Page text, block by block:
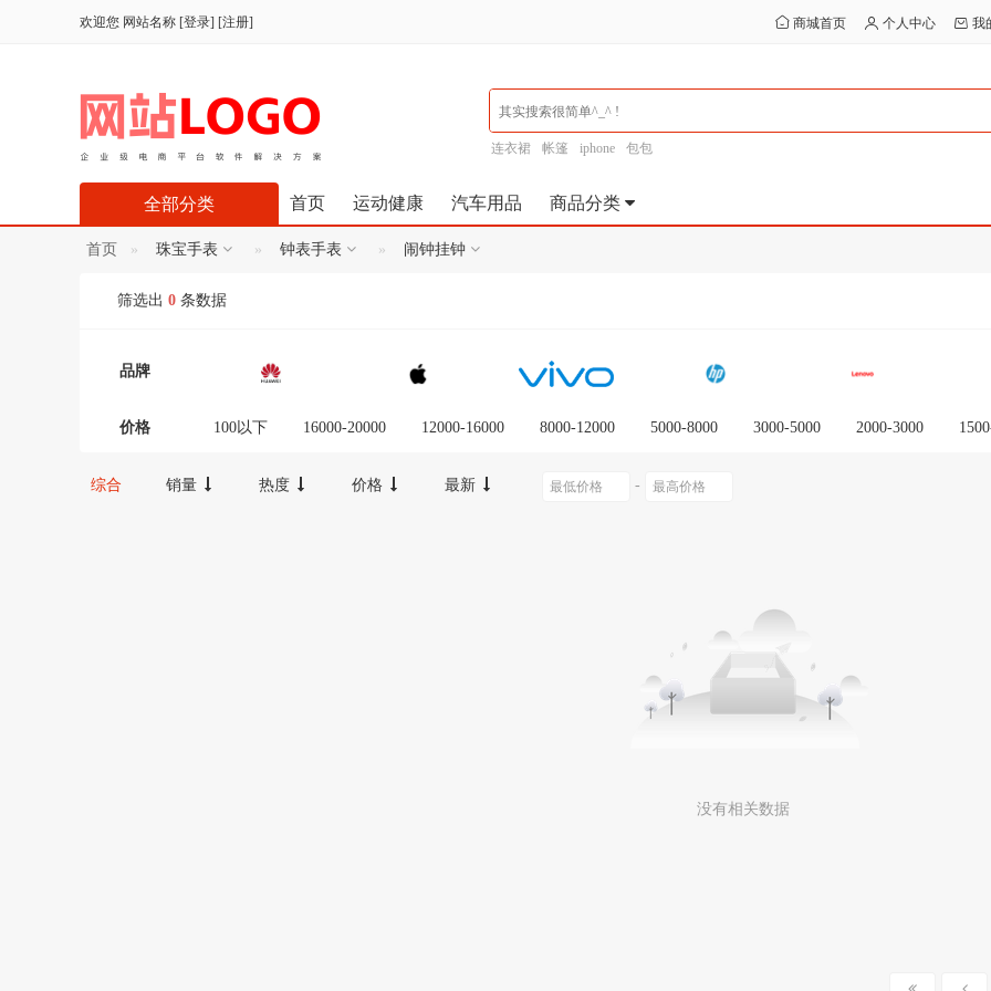
欢迎您 网站名称 [登录] [注册] 商城首页 个人中心 我
连衣裙 帐篷 iphone 包包
首页 运动健康 汽车用品 商品分类
全部分类
首页 珠宝手表 钟表手表 闹钟挂钟
筛选出 0 条数据
品牌
价格 100以下 16000-20000 12000-16000 8000-12000 5000-8000 3000-5000 2000-3000
综合 销量 热度 价格 最新 -
没有相关数据